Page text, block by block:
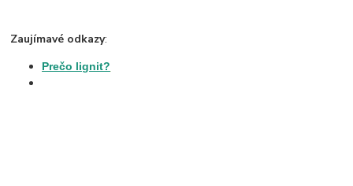
Zaujímavé odkazy:
Prečo lignit?